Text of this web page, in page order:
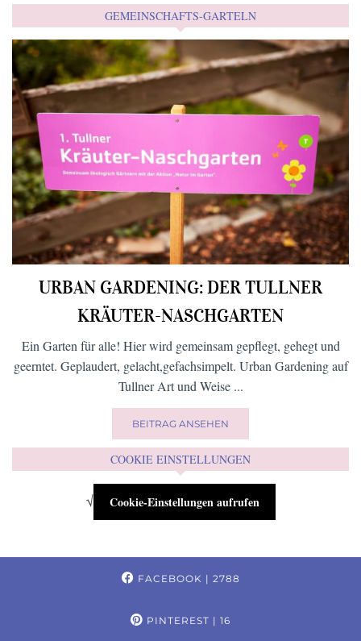
GEMEINSCHAFTS-GARTELN
URBAN GARDENING: DER TULLNER
KRÄUTER-NASCHGARTEN
Ein Garten für alle! Hier wird gemeinsam gepflegt, gehegt und
geerntet. Geplaudert, gelacht,gefachsimpelt. Urban Gardening auf
Tullner Art und Weise ...
BEITRAG ANSEHEN
COOKIE EINSTELLUNGEN
√ Cookie-Einstellungen aufrufen
FACEBOOK | 2788
PINTEREST | 16